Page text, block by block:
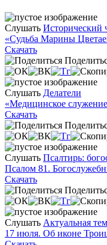
Слушать Исторический
«Судьба Марины
Скачать
Слушать Делатели
«Медицинское
Скачать
Слушать Псалтирь:
Псалом 81.
Скачать
Слушать Актуальная
17 июля. Об иконе